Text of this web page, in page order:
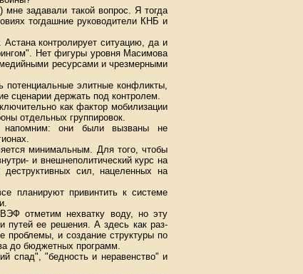
мне задавали такой вопрос. Я тогда
тогдашние руководители КНБ и
контролирует ситуацию, да и
Нет фигуры уровня Масимова
ресурсами и чрезмерными
потенциальные элитные конфликты,
сценарии держать под контролем.
как фактор мобилизации
отдельных группировок.
напомним: они были вызваны не
минимальным. Для того, чтобы
и внешнеполитический курс на
сил, нацеленных на
планируют привинтить к системе
отметим нехватку воду, но эту
путей ее решения. А здесь как раз-
проблемы, и создание структуры по
до бюджетных программ.
спад", "бедность и неравенство" и